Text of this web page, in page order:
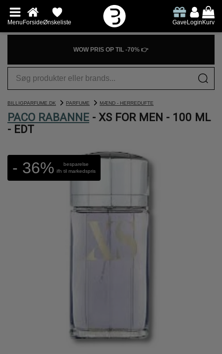
MenuForsideØnskeliste GaveLoginKurv
WOW PRIS OP TIL -70% 👉
BILLIGPARFUME.DK PARFUME MÆND - HERREDUFTE
PACO RABANNE - XS FOR MEN - 100 ML
- EDT
- 36%
besparelse
ifh til markedspris